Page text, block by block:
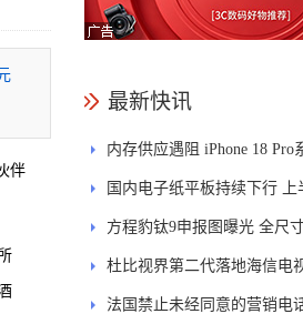
伴
最新快讯
内存供应遇阻 iPhone 18 Pro
国内电子纸平板持续下行
84.6%
方程豹钛9申报图曝光 全尺
发DMS
杜比视界第二代落地海信电
能迎来哪些升级？
法国禁止未经同意的营销电